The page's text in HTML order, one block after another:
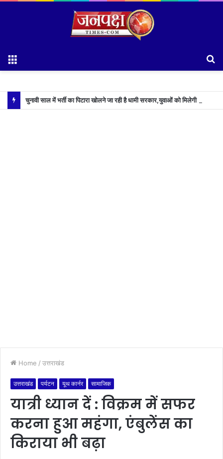
Home / उत्तराखंड
उत्तराखंड पर्यटन यूथ कार्नर सामाजिक
यात्री ध्यान दें : विक्रम में सफर
करना हुआ महंगा, एंबुलेंस का
किराया भी बढ़ा